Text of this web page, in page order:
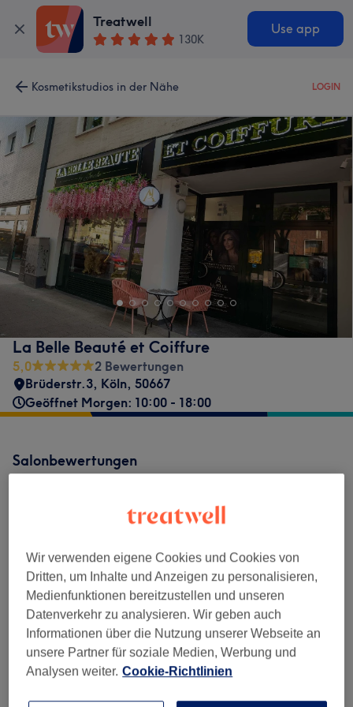
Treatwell
130K
Use app
Kosmetikstudios in der Nähe LOGIN
La Belle Beauté et Coiffure
5,0
2 Bewertungen
Brüderstr.3, Köln, 50667
Geöffnet Morgen: 10:00 - 18:00
Salonbewertungen
Ambiente
Sauberkeit
Service
Wir verwenden eigene Cookies und Cookies von
Dritten, um Inhalte und Anzeigen zu personalisieren,
Medienfunktionen bereitzustellen und unseren
Datenverkehr zu analysieren. Wir geben auch
Informationen über die Nutzung unserer Webseite an
unsere Partner für soziale Medien, Werbung und
Analysen weiter. Cookie-Richtlinien